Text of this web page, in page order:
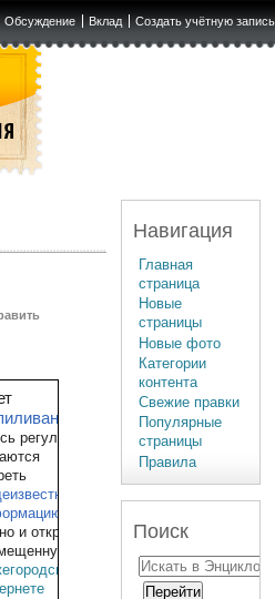
Обсуждение Вклад Создать учётную запись
регулярно
и открыто
в
Навигация
Главная
страница
Новые
страницы
Новые фото
Категории
контента
Свежие правки
Популярные
страницы
Правила
Поиск